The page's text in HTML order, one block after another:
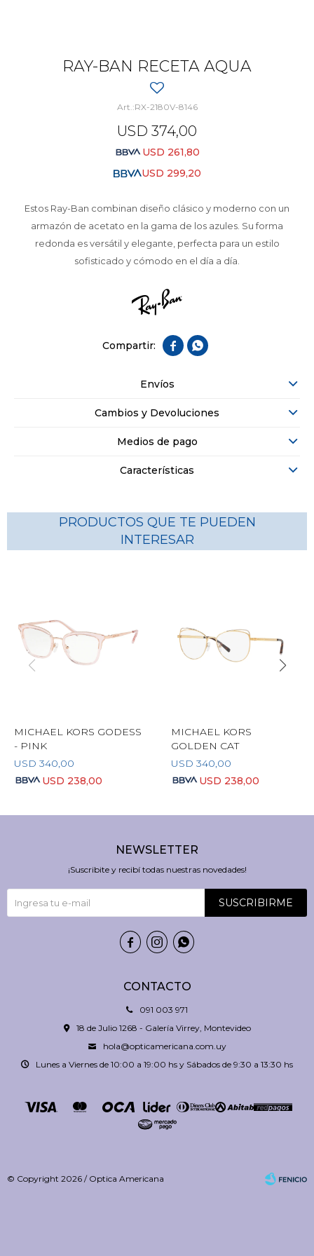
RAY-BAN RECETA AQUA
RX-2180V-8146
USD 374,00
USD 261,80
USD 299,20
Estos Ray-Ban combinan diseño clásico y moderno con un
armazón de acetato en la gama de los azules. Su forma
redonda es versátil y elegante, perfecta para un estilo
sofisticado y cómodo en el día a día.
 
Envíos
Cambios y Devoluciones
Medios de pago
Características
PRODUCTOS QUE TE PUEDEN
INTERESAR
MICHAEL KORS GODESS
- PINK
USD 340,00
USD 238,00
MICHAEL KORS
GOLDEN CAT
USD 340,00
USD 238,00
CONTACTO
091 003 971
18 de Julio 1268 - Galería Virrey, Montevideo
hola@opticamericana.com.uy
Lunes a Viernes de 10:00 a 19:00 hs y Sábados de 9:30 a 13:30 hs
NEWSLETTER
¡Suscribite y recibí todas nuestras novedades!
SUSCRIBIRME
  
© Copyright 2026 / Optica Americana